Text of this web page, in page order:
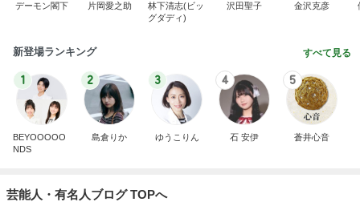
デーモン閣下 片岡愛之助
林下清志(ビッ
グダディ)
沢田聖子 金沢克彦
新登場ランキング すべて見る
1
BEYOOOOO
NDS
2
島倉りか
3
ゆうこりん
4
石 安伊
5
蒼井心音
芸能人・有名人ブログ TOPへ